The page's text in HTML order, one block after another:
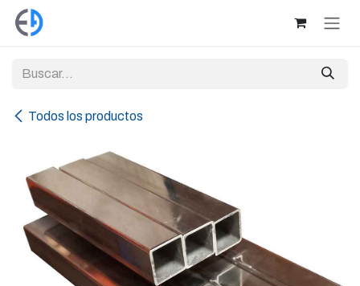
Ir al contenido
Todos los productos